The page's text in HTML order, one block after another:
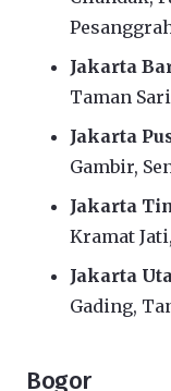
Jakarta
Taman
Jakarta
Gambir,
Jakarta
Kramat
Jakarta
Gading,
Bogor